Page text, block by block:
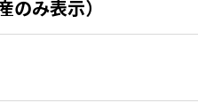
み表示）